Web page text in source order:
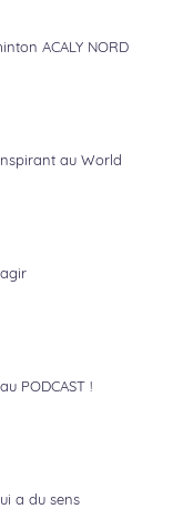
ACALY NORD
au World
PODCAST !
a du sens